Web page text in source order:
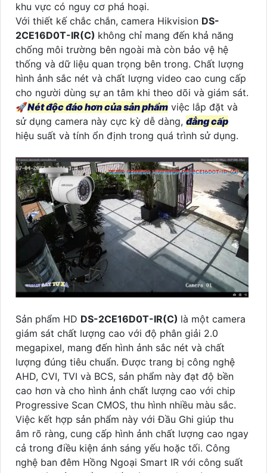
khu vực có nguy cơ phá hoại.
Với thiết kế chắc chắn, camera Hikvision DS-
2CE16D0T-IR(C) không chỉ mang đến khả năng
chống môi trường bên ngoài mà còn bảo vệ hệ
thống và dữ liệu quan trọng bên trong. Chất lượng
hình ảnh sắc nét và chất lượng video cao cung cấp
cho người dùng sự an tâm khi theo dõi và giám sát.
🚀Nét độc đáo hơn của sản phẩm việc lắp đặt và
sử dụng camera này cực kỳ dễ dàng, đẳng cấp
hiệu suất và tính ổn định trong quá trình sử dụng.
Sản phẩm HD DS-2CE16D0T-IR(C) là một camera
giám sát chất lượng cao với độ phân giải 2.0
megapixel, mang đến hình ảnh sắc nét và chất
lượng đúng tiêu chuẩn. Được trang bị công nghệ
AHD, CVI, TVI và BCS, sản phẩm này đạt độ bền
cao hơn và cho hình ảnh chất lượng cao với chip
Progressive Scan CMOS, thu hình nhiều màu sắc.
Việc kết hợp sản phẩm này với Đầu Ghi giúp thu
âm rõ ràng, cung cấp hình ảnh chất lượng cao ngay
cả trong điều kiện ánh sáng yếu hoặc tối. Công
nghệ ban đêm Hồng Ngoại Smart IR với công suất